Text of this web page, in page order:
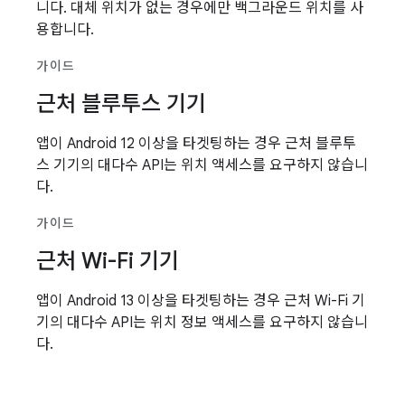
니다. 대체 위치가 없는 경우에만 백그라운드 위치를 사
용합니다.
가이드
근처 블루투스 기기
앱이 Android 12 이상을 타겟팅하는 경우 근처 블루투
스 기기의 대다수 API는 위치 액세스를 요구하지 않습니
다.
가이드
근처 Wi-Fi 기기
앱이 Android 13 이상을 타겟팅하는 경우 근처 Wi-Fi 기
기의 대다수 API는 위치 정보 액세스를 요구하지 않습니
다.